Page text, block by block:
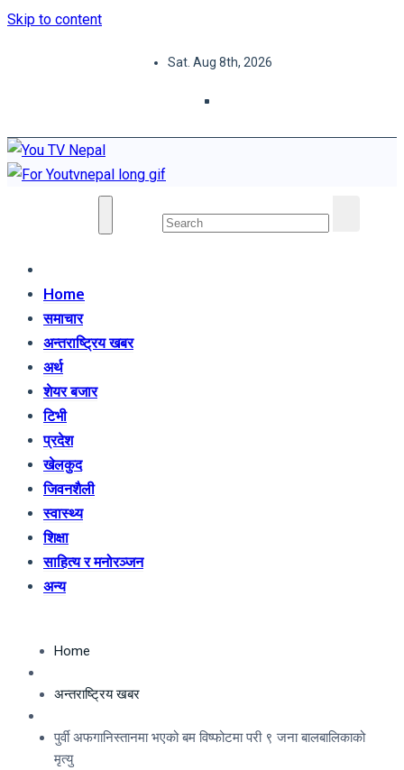
Skip to content
Sat. Aug 8th, 2026
Home
समाचार
अन्तराष्ट्रिय खबर
अर्थ
शेयर बजार
टिभी
प्रदेश
खेलकुद
जिवनशैली
स्वास्थ्य
शिक्षा
साहित्य र मनोरञ्जन
अन्य
Home
अन्तराष्ट्रिय खबर
पुर्वी अफगानिस्तानमा भएको बम विष्फोटमा परी ९ जना बालबालिकाको
मृत्यु